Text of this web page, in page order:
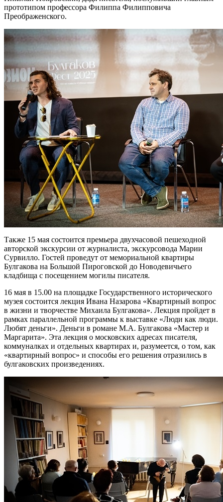
прототипом профессора Филиппа Филипповича
Преображенского.
Также 15 мая состоится премьера двухчасовой пешеходной
авторской экскурсии от журналиста, экскурсовода Марии
Сурвилло. Гостей проведут от мемориальной квартиры
Булгакова на Большой Пироговской до Новодевичьего
кладбища с посещением могилы писателя.
16 мая в 15.00 на площадке Государственного исторического
музея состоится лекция Ивана Назарова «Квартирный вопрос
в жизни и творчестве Михаила Булгакова». Лекция пройдет в
рамках параллельной программы к выставке «Люди как люди.
Любят деньги». Деньги в романе М.А. Булгакова «Мастер и
Маргарита». Эта лекция о московских адресах писателя,
коммуналках и отдельных квартирах и, разумеется, о том, как
«квартирный вопрос» и способы его решения отразились в
булгаковских произведениях.